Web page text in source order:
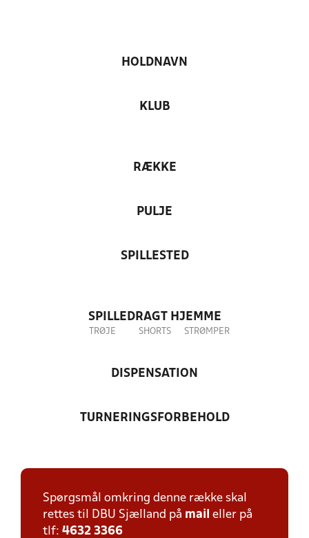
HOLDNAVN
KLUB
RÆKKE
PULJE
SPILLESTED
SPILLEDRAGT HJEMME
TRØJE SHORTS STRØMPER
DISPENSATION
TURNERINGSFORBEHOLD
Spørgsmål omkring denne række skal
rettes til DBU Sjælland på mail eller på
tlf: 4632 3366